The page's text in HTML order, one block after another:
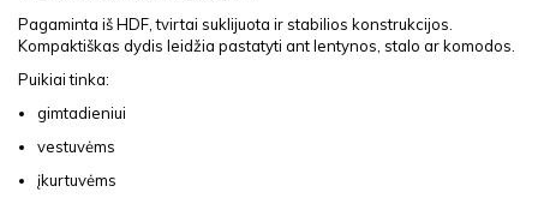
Pagaminta iš HDF, tvirtai suklijuota ir stabilios konstrukcijos.
Kompaktiškas dydis leidžia pastatyti ant lentynos, stalo ar komodos.
Puikiai tinka:
gimtadieniui
vestuvėms
įkurtuvėms